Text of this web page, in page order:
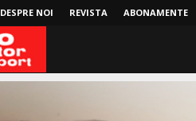
DESPRE NOI REVISTA ABONAMENTE